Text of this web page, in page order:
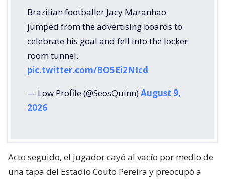
Brazilian footballer Jacy Maranhao
jumped from the advertising boards to
celebrate his goal and fell into the locker
room tunnel.
pic.twitter.com/BO5Ei2NIcd
— Low Profile (@SeosQuinn)August 9,
2026
Acto seguido, el jugador cayó al vacío por medio de
una tapa del Estadio Couto Pereira y preocupó a